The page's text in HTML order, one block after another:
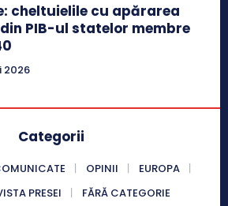
cheltuielile cu apărarea
PIB-ul statelor membre
2026
Categorii
OPINII
EUROPA
PRESEI FĂRĂ CATEGORIE